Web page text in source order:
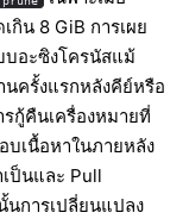
กิน 8 GiB การเผย
อะซิงโครนัสแม้
นครั้งแรกหลังคีย์หรือ
กู้คืนเครื่องหมายที่
เนื้อหาในภายหลัง
ป็นและ Pull
การเปลี่ยนแปลง